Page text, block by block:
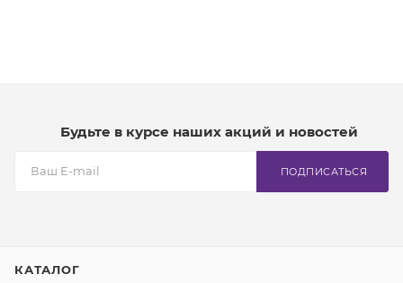
Будьте в курсе наших акций и новостей
ПОДПИСАТЬСЯ
КАТАЛОГ